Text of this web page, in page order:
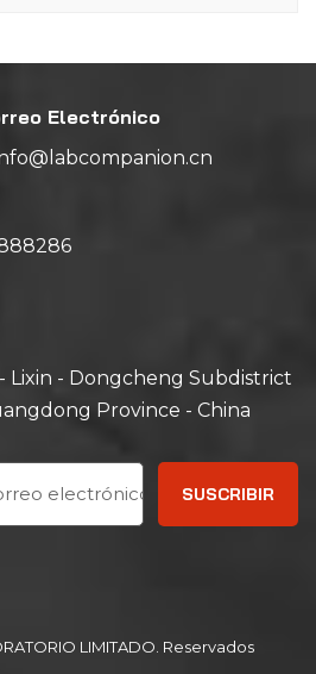
Electrónico
Lixin - Dongcheng Subdistrict
Province - China
LIMITADO. Reservados